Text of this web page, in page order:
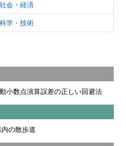
社会・経済
科学・技術
小数点演算誤差の正しい回避法
の散歩道